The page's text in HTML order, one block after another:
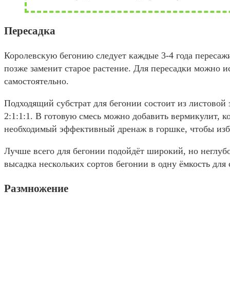
Пересадка
Королевскую бегонию следует каждые 3-4 года
позже заменит старое растение. Для пересадки можно
самостоятельно.
Подходящий субстрат для бегонии состоит из
2:1:1:1. В готовую смесь можно добавить вермикулит,
необходимый эффективный дренаж в горшке, чтобы
Лучше всего для бегонии подойдёт широкий, но
высадка нескольких сортов бегонии в одну ёмкость
Размножение